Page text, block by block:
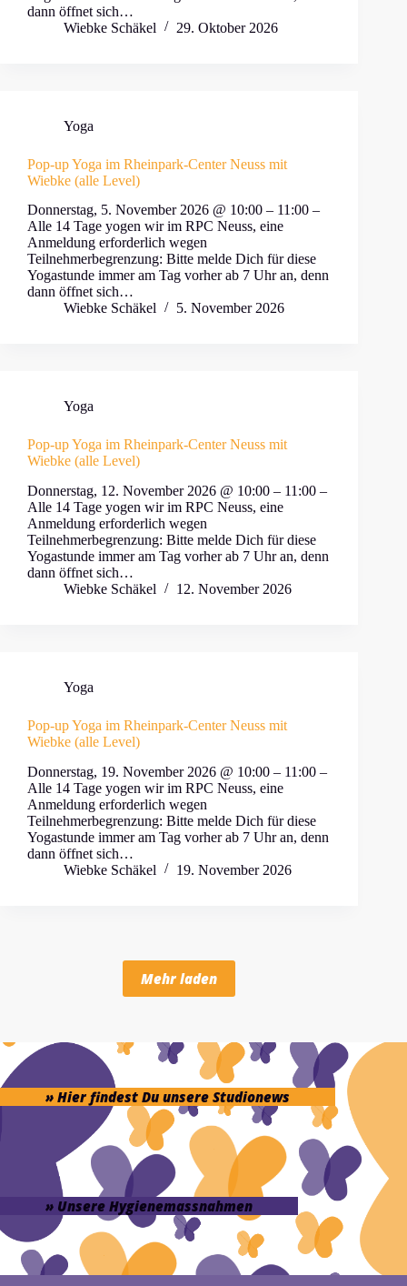
dann öffnet sich…
Wiebke Schäkel
29. Oktober 2026
Yoga
Pop-up Yoga im Rheinpark-Center Neuss mit
Wiebke (alle Level)
Donnerstag, 5. November 2026 @ 10:00 – 11:00 –
Alle 14 Tage yogen wir im RPC Neuss, eine
Anmeldung erforderlich wegen
Teilnehmerbegrenzung: Bitte melde Dich für diese
Yogastunde immer am Tag vorher ab 7 Uhr an, denn
dann öffnet sich…
Wiebke Schäkel
5. November 2026
Yoga
Pop-up Yoga im Rheinpark-Center Neuss mit
Wiebke (alle Level)
Donnerstag, 12. November 2026 @ 10:00 – 11:00 –
Alle 14 Tage yogen wir im RPC Neuss, eine
Anmeldung erforderlich wegen
Teilnehmerbegrenzung: Bitte melde Dich für diese
Yogastunde immer am Tag vorher ab 7 Uhr an, denn
dann öffnet sich…
Wiebke Schäkel
12. November 2026
Yoga
Pop-up Yoga im Rheinpark-Center Neuss mit
Wiebke (alle Level)
Donnerstag, 19. November 2026 @ 10:00 – 11:00 –
Alle 14 Tage yogen wir im RPC Neuss, eine
Anmeldung erforderlich wegen
Teilnehmerbegrenzung: Bitte melde Dich für diese
Yogastunde immer am Tag vorher ab 7 Uhr an, denn
dann öffnet sich…
Wiebke Schäkel
19. November 2026
Mehr laden
» Hier findest Du unsere Studionews
» Unsere Hygienemassnahmen